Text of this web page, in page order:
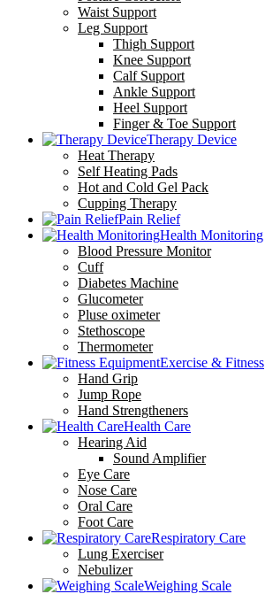
Waist Support
Leg Support
Thigh Support
Knee Support
Calf Support
Ankle Support
Heel Support
Finger & Toe Support
Therapy Device
Heat Therapy
Self Heating Pads
Hot and Cold Gel Pack
Cupping Therapy
Pain Relief
Health Monitoring
Blood Pressure Monitor
Cuff
Diabetes Machine
Glucometer
Pluse oximeter
Stethoscope
Thermometer
Exercise & Fitness
Hand Grip
Jump Rope
Hand Strengtheners
Health Care
Hearing Aid
Sound Amplifier
Eye Care
Nose Care
Oral Care
Foot Care
Respiratory Care
Lung Exerciser
Nebulizer
Weighing Scale